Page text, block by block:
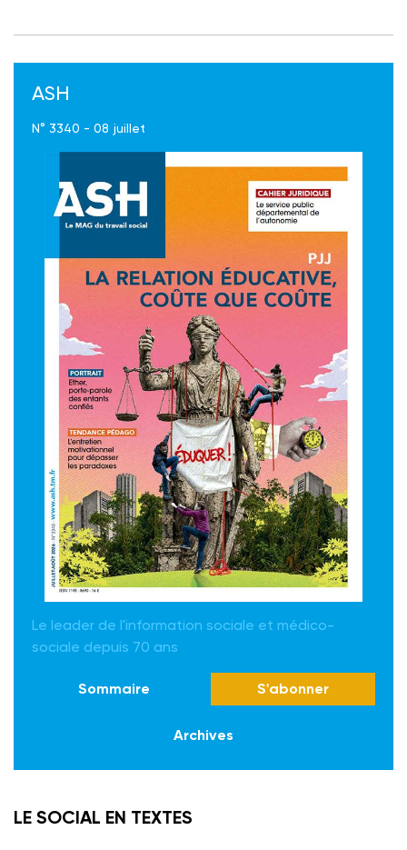
ASH
N° 3340 - 08 juillet
Le leader de l'information sociale et médico-
sociale depuis 70 ans
Sommaire S'abonner
Archives
LE SOCIAL EN TEXTES